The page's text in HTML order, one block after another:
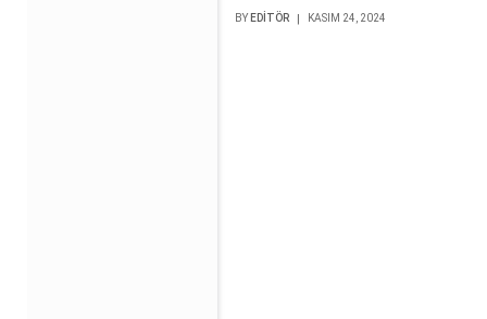
BY EDITÖR KASIM 24, 2024